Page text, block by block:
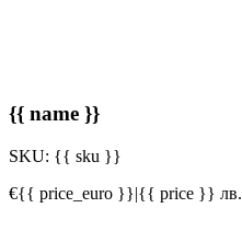
{{ name }}
SKU: {{ sku }}
€{{ price_euro }}|{{ price }} лв.